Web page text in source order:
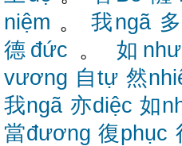
niệm 。我ngã
德đức 。 如như
vương 自tự 然
我ngã 亦diệc 如
當đương 復phục